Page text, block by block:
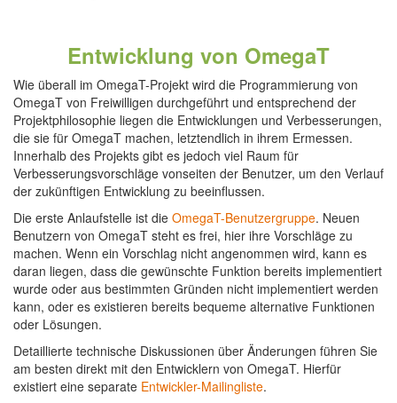
Entwicklung von OmegaT
Wie überall im OmegaT-Projekt wird die Programmierung von
OmegaT von Freiwilligen durchgeführt und entsprechend der
Projektphilosophie liegen die Entwicklungen und Verbesserungen,
die sie für OmegaT machen, letztendlich in ihrem Ermessen.
Innerhalb des Projekts gibt es jedoch viel Raum für
Verbesserungsvorschläge vonseiten der Benutzer, um den Verlauf
der zukünftigen Entwicklung zu beeinflussen.
Die erste Anlaufstelle ist die OmegaT-Benutzergruppe. Neuen
Benutzern von OmegaT steht es frei, hier ihre Vorschläge zu
machen. Wenn ein Vorschlag nicht angenommen wird, kann es
daran liegen, dass die gewünschte Funktion bereits implementiert
wurde oder aus bestimmten Gründen nicht implementiert werden
kann, oder es existieren bereits bequeme alternative Funktionen
oder Lösungen.
Detaillierte technische Diskussionen über Änderungen führen Sie
am besten direkt mit den Entwicklern von OmegaT. Hierfür
existiert eine separate Entwickler-Mailingliste.